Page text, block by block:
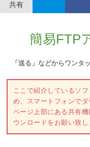
共有
簡易FTP
「送る」などからワンタ
ここで紹介しているソ
め、スマートフォンでダ
ページ上部にある共有
ウンロードをお願い致し